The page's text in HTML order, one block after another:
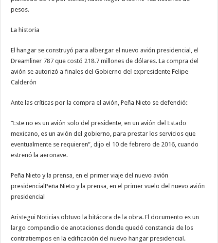
pesos.
La historia
El hangar se construyó para albergar el nuevo avión presidencial, el
Dreamliner 787 que costó 218.7 millones de dólares. La compra del
avión se autorizó a finales del Gobierno del expresidente Felipe
Calderón
Ante las críticas por la compra el avión, Peña Nieto se defendió:
“Este no es un avión solo del presidente, en un avión del Estado
mexicano, es un avión del gobierno, para prestar los servicios que
eventualmente se requieren”, dijo el 10 de febrero de 2016, cuando
estrenó la aeronave.
Peña Nieto y la prensa, en el primer viaje del nuevo avión
presidencialPeña Nieto y la prensa, en el primer vuelo del nuevo avión
presidencial
Aristegui Noticias obtuvo la bitácora de la obra. El documento es un
largo compendio de anotaciones donde quedó constancia de los
contratiempos en la edificación del nuevo hangar presidencial.